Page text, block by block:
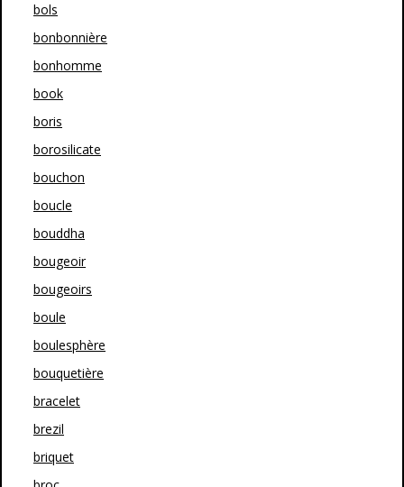
bols
bonbonnière
bonhomme
book
boris
borosilicate
bouchon
boucle
bouddha
bougeoir
bougeoirs
boule
boulesphère
bouquetière
bracelet
brezil
briquet